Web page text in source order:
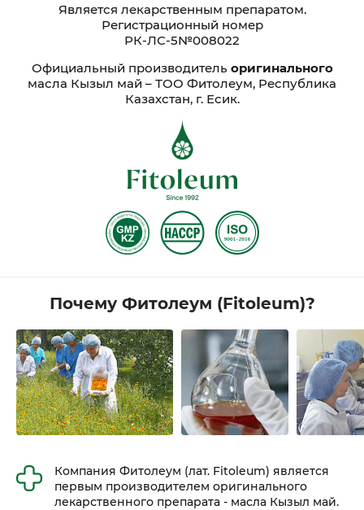
Является лекарственным препаратом.
Регистрационный номер
РК-ЛС-5№008022
Официальный производитель оригинального
масла Кызыл май – ТОО Фитолеум, Республика
Казахстан, г. Есик.
Почему Фитолеум (Fitoleum)?
Компания Фитолеум (лат. Fitoleum) является
первым производителем оригинального
лекарственного препарата - масла Кызыл май.